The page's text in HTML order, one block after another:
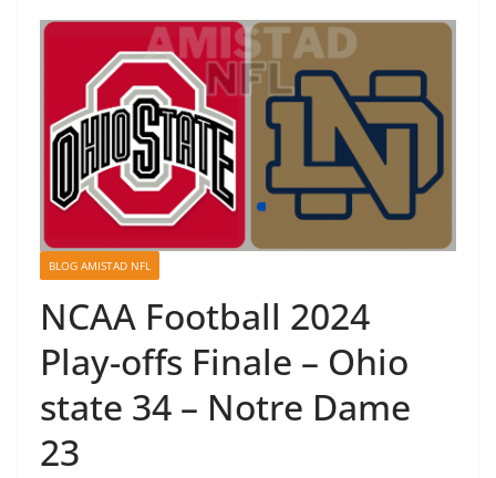
BLOG AMISTAD NFL
NCAA Football 2024
Play-offs Finale – Ohio
state 34 – Notre Dame
23